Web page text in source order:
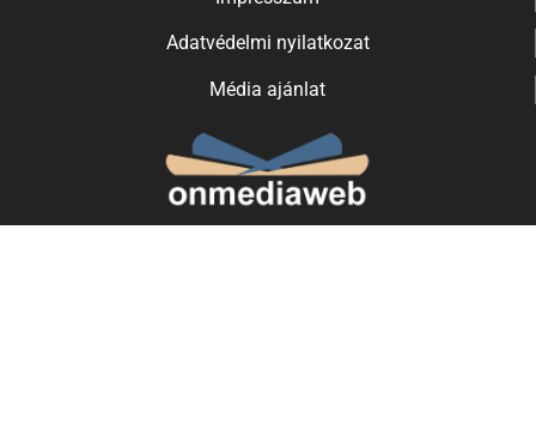
Adatvédelmi nyilatkozat
Média ajánlat